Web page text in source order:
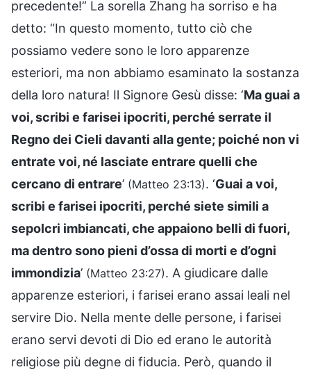
precedente!” La sorella Zhang ha sorriso e ha
detto: “In questo momento, tutto ciò che
possiamo vedere sono le loro apparenze
esteriori, ma non abbiamo esaminato la sostanza
della loro natura! Il Signore Gesù disse: ‘Ma guai a
voi, scribi e farisei ipocriti, perché serrate il
Regno dei Cieli davanti alla gente; poiché non vi
entrate voi, né lasciate entrare quelli che
cercano di entrare’ (Matteo 23:13). ‘Guai a voi,
scribi e farisei ipocriti, perché siete simili a
sepolcri imbiancati, che appaiono belli di fuori,
ma dentro sono pieni d’ossa di morti e d’ogni
immondizia’ (Matteo 23:27). A giudicare dalle
apparenze esteriori, i farisei erano assai leali nel
servire Dio. Nella mente delle persone, i farisei
erano servi devoti di Dio ed erano le autorità
religiose più degne di fiducia. Però, quando il